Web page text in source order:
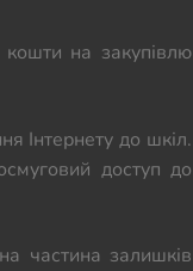
на закупівлю
Інтернету до шкіл.
доступ до
частина залишків